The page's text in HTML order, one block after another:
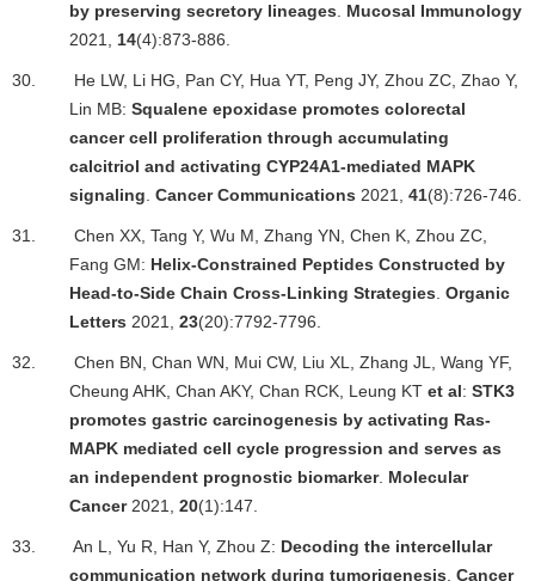
by preserving secretory lineages. Mucosal Immunology
2021, 14(4):873-886.
30.
He LW, Li HG, Pan CY, Hua YT, Peng JY, Zhou ZC, Zhao Y,
Lin MB: Squalene epoxidase promotes colorectal
cancer cell proliferation through accumulating
calcitriol and activating CYP24A1-mediated MAPK
signaling. Cancer Communications 2021, 41(8):726-746.
31.
Chen XX, Tang Y, Wu M, Zhang YN, Chen K, Zhou ZC,
Fang GM: Helix-Constrained Peptides Constructed by
Head-to-Side Chain Cross-Linking Strategies. Organic
Letters 2021, 23(20):7792-7796.
32.
Chen BN, Chan WN, Mui CW, Liu XL, Zhang JL, Wang YF,
Cheung AHK, Chan AKY, Chan RCK, Leung KT et al: STK3
promotes gastric carcinogenesis by activating Ras-
MAPK mediated cell cycle progression and serves as
an independent prognostic biomarker. Molecular
Cancer2021, 20(1):147.
33. An L, Yu R, Han Y, Zhou Z: Decoding the intercellular
communication network during tumorigenesis. Cancer